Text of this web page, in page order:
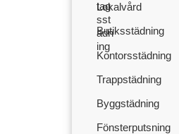
Lokalvård
Butiksstädning
Kontorsstädning
Trappstädning
Byggstädning
Fönsterputsning